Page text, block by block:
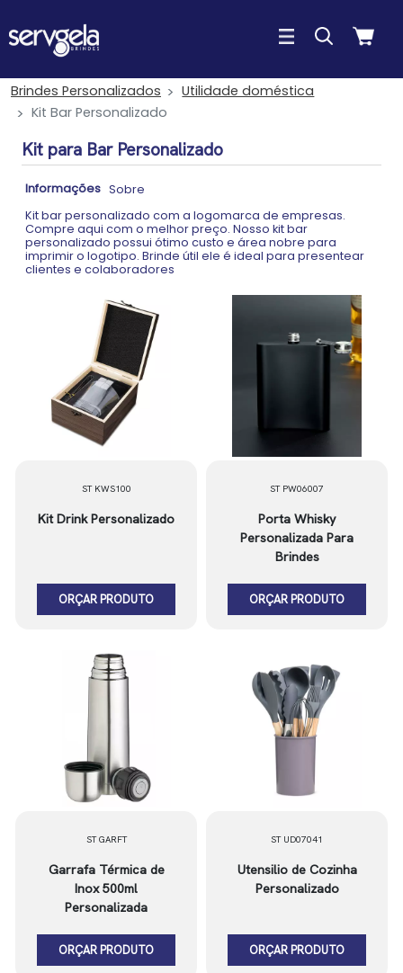
Brindes Personalizados
Utilidade doméstica
Kit Bar Personalizado
Kit para Bar Personalizado
Informações Sobre
Kit bar personalizado com a logomarca de empresas.
Compre aqui com o melhor preço. Nosso kit bar
personalizado possui ótimo custo e área nobre para
imprimir o logotipo. Brinde útil ele é ideal para presentear
clientes e colaboradores
ST KWS100
Kit Drink Personalizado
ORÇAR PRODUTO
ST PW06007
Porta Whisky
Personalizada Para
Brindes
ORÇAR PRODUTO
ST GARFT
Garrafa Térmica de
Inox 500ml
Personalizada
ORÇAR PRODUTO
ST UD07041
Utensilio de Cozinha
Personalizado
ORÇAR PRODUTO